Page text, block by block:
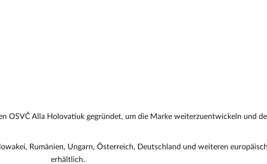
OSVČ Alla Holovatiuk gegründet, um die Marke weiterzuentwickeln und
Rumänien, Ungarn, Österreich, Deutschland und weiteren
erhältlich.